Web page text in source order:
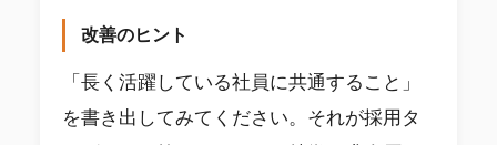
改善のヒント
「長く活躍している社員に共通すること」
を書き出してみてください。それが採用タ